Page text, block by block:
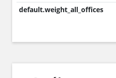
default.weight_all_offices